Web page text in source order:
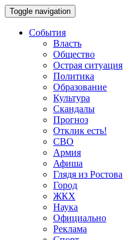
Toggle navigation
События
Власть
Общество
Острая ситуация
Политика
Образование
Культура
Скандалы
Прогноз
Отклик есть!
СВО
Армия
Афиша
Глядя из Ростова
Город
ЖКХ
Наука
Официально
Реклама